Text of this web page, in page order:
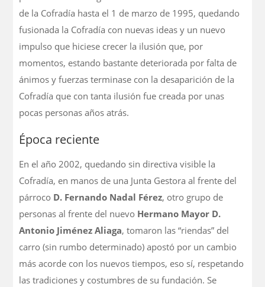
de la Cofradía hasta el 1 de marzo de 1995, quedando
fusionada la Cofradía con nuevas ideas y un nuevo
impulso que hiciese crecer la ilusión que, por
momentos, estando bastante deteriorada por falta de
ánimos y fuerzas terminase con la desaparición de la
Cofradía que con tanta ilusión fue creada por unas
pocas personas años atrás.
Época reciente
En el año 2002, quedando sin directiva visible la
Cofradía, en manos de una Junta Gestora al frente del
párroco D. Fernando Nadal Férez, otro grupo de
personas al frente del nuevo Hermano Mayor D.
Antonio Jiménez Aliaga, tomaron las “riendas” del
carro (sin rumbo determinado) apostó por un cambio
más acorde con los nuevos tiempos, eso sí, respetando
las tradiciones y costumbres de su fundación. Se